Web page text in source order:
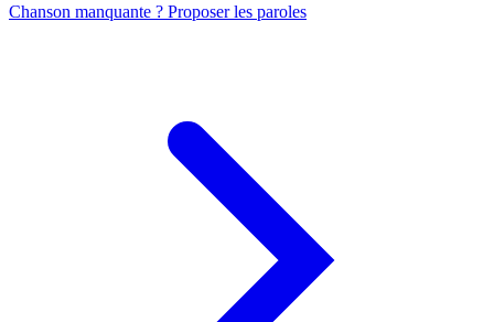
Chanson manquante ? Proposer les paroles